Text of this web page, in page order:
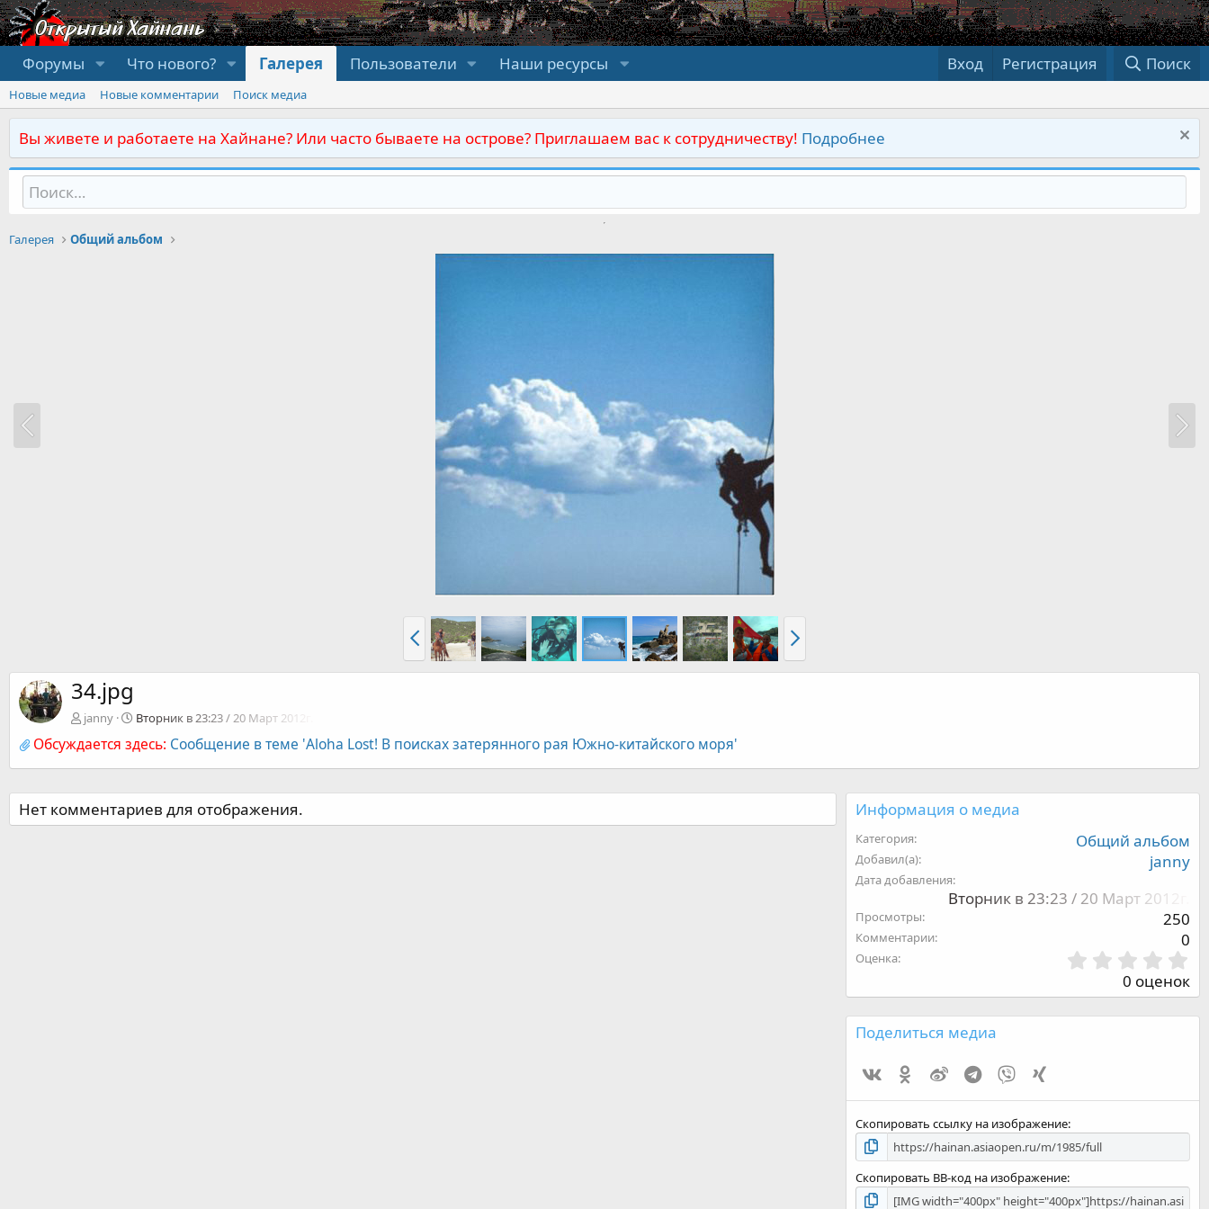
Форумы Что нового? Галерея Пользователи Наши ресурсы Вход Регистрация Поиск
Новые медиа Новые комментарии Поиск медиа
Вы живете и работаете на Хайнане? Или часто бываете на острове? Приглашаем вас к сотрудничеству! Подробнее
Галерея Общий альбом
34.jpg
janny Вторник в 23:23 / 20 Март 2012г.
Обсуждается здесь: Сообщение в теме 'Aloha Lost! В поисках затерянного рая Южно-китайского моря'
Нет комментариев для отображения. Информация о медиа
Категория Общий альбом
Добавил(а) janny
Дата добавления
Вторник в 23:23 / 20 Март 2012г.
Просмотры 250
Комментарии 0
Оценка
,
0
0
д
0 оценок
Поделиться медиа
Vk
Ok Weibo Telegram
Viber
Скопировать ссылку на изображение
Скопировать BB-код на изображение